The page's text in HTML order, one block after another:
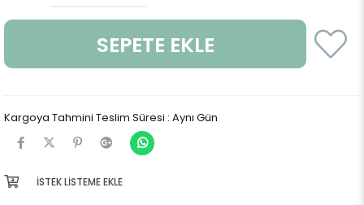
Kargoya Tahmini Teslim Süresi : Aynı Gün
İSTEK LISTEME EKLE